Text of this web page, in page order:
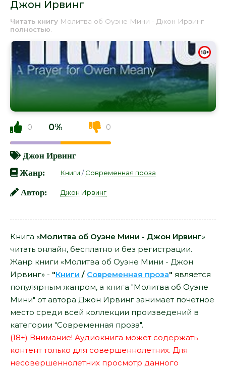
Джон Ирвинг
Читать книгу Молитва об Оуэне Мини - Джон Ирвинг
полностью
0 0% 0
Джон Ирвинг
Жанр:
Книги /Современная проза
Автор: Джон Ирвинг
Книга «Молитва об Оуэне Мини - Джон Ирвинг»
читать онлайн, бесплатно и без регистрации.
Жанр книги «Молитва об Оуэне Мини - Джон
Ирвинг» - "Книги / Современная проза" является
популярным жанром, а книга "Молитва об Оуэне
Мини" от автора Джон Ирвинг занимает почетное
место среди всей коллекции произведений в
категории "Современная проза".
(18+) Внимание! Аудиокнига может содержать
контент только для совершеннолетних. Для
несовершеннолетних просмотр данного